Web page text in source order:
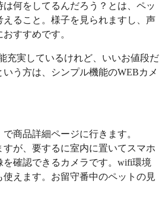
は何をしてるんだろう？とは、ペッ
えること。様子を見られますし、声
すすめです。
充実しているけれど、いいお値段だ
う方は、シンプル機能のWEBカメ
商品詳細ページに行きます。
すが、要するに室内に置いてスマホ
確認できるカメラです。wifi環境
えます。お留守番中のペットの見